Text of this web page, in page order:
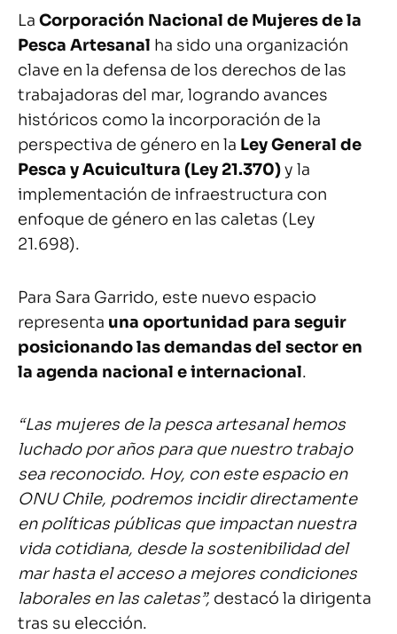
La Corporación Nacional de Mujeres de la
Pesca Artesanal ha sido una organización
clave en la defensa de los derechos de las
trabajadoras del mar, logrando avances
históricos como la incorporación de la
perspectiva de género en la Ley General de
Pesca y Acuicultura (Ley 21.370)y la
implementación de infraestructura con
enfoque de género en las caletas (Ley
21.698).
Para Sara Garrido, este nuevo espacio
representa una oportunidad para seguir
posicionando las demandas del sector en
la agenda nacional e internacional.
“Las mujeres de la pesca artesanal hemos
luchado por años para que nuestro trabajo
sea reconocido. Hoy, con este espacio en
ONU Chile, podremos incidir directamente
en políticas públicas que impactan nuestra
vida cotidiana, desde la sostenibilidad del
mar hasta el acceso a mejores condiciones
laborales en las caletas”, destacó la dirigenta
tras su elección.